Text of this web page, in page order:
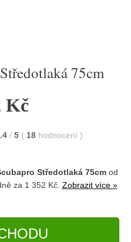
75cm
Kč
/ 5 ( 18 hodnocení )
Středotlaká 75cmod
za 1 352 Kč. Zobrazit více »